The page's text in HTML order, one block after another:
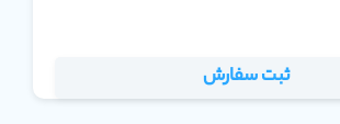
ثبت سفارش